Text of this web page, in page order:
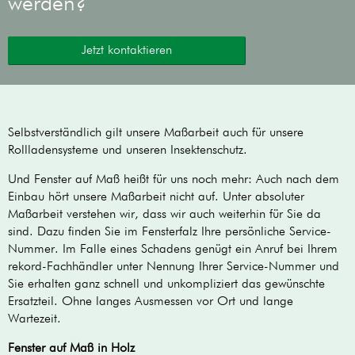
Jetzt kontaktieren
Selbstverständlich gilt unsere Maßarbeit auch für unsere
Rollladensysteme und unseren Insektenschutz.
Und Fenster auf Maß heißt für uns noch mehr: Auch nach dem
Einbau hört unsere Maßarbeit nicht auf. Unter absoluter
Maßarbeit verstehen wir, dass wir auch weiterhin für Sie da
sind. Dazu finden Sie im Fensterfalz Ihre persönliche Service-
Nummer. Im Falle eines Schadens genügt ein Anruf bei Ihrem
rekord-Fachhändler unter Nennung Ihrer Service-Nummer und
Sie erhalten ganz schnell und unkompliziert das gewünschte
Ersatzteil. Ohne langes Ausmessen vor Ort und lange
Wartezeit.
Fenster auf Maß in Holz